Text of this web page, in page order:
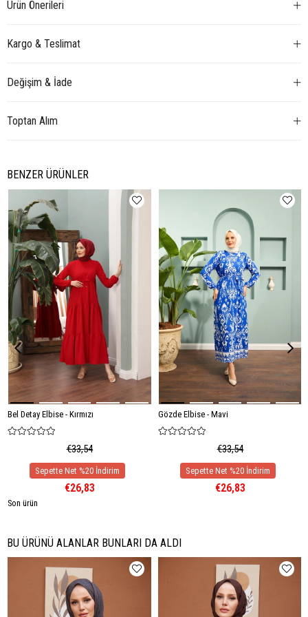
Ürün Önerileri
Kargo & Teslimat
Değişim & İade
Toptan Alım
BENZER ÜRÜNLER
Bel Detay Elbise - Kırmızı
€33,54
€26,83
Son ürün
Gözde Elbise - Mavi
€33,54
€26,83
BU ÜRÜNÜ ALANLAR BUNLARI DA ALDI